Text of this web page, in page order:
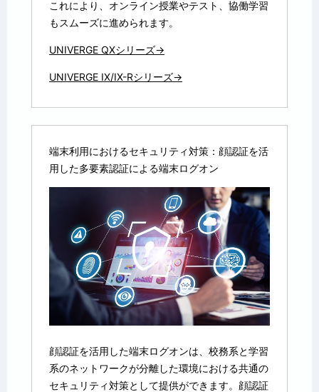
これにより、オンライン授業やテスト、協働学習
もスムーズに進められます。
UNIVERGE QXシリーズ→
UNIVERGE IX/IX-Rシリーズ→
端末利用におけるセキュリティ対策：顔認証を活
用した多要素認証による端末ログオン
顔認証を活用した端末ログオンは、校務系と学習
系のネットワークが分離した環境における共通の
セキュリティ対策として提供ができます。顔認証